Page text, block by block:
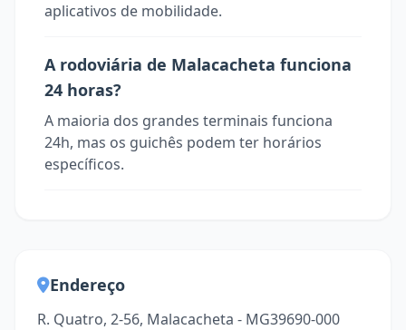
aplicativos de mobilidade.
A rodoviária de Malacacheta funciona
24 horas?
A maioria dos grandes terminais funciona
24h, mas os guichês podem ter horários
específicos.
Endereço
R. Quatro, 2-56, Malacacheta - MG39690-000